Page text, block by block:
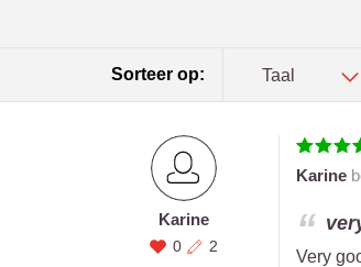
Sorteer op: Taal
Karine
0 2
Karine
Very